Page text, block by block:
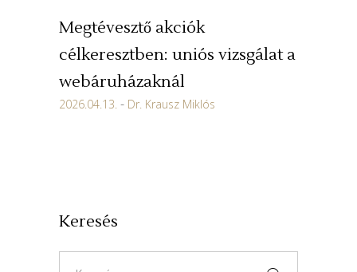
Megtévesztő akciók
célkeresztben: uniós vizsgálat a
webáruházaknál
2026.04.13. Dr. Krausz Miklós
Keresés